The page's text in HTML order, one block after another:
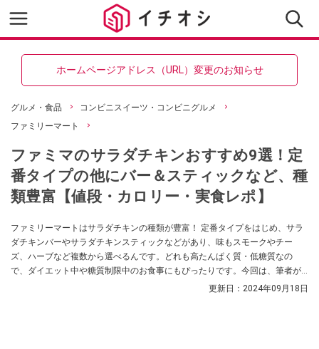
ホームページアドレス（URL）変更のお知らせ
グルメ・食品
コンビニスイーツ・コンビニグルメ
ファミリーマート
ファミマのサラダチキンおすすめ9選！定
番タイプの他にバー＆スティックなど、種
類豊富【値段・カロリー・実食レポ】
ファミリーマートはサラダチキンの種類が豊富！ 定番タイプをはじめ、サラ
ダチキンバーやサラダチキンスティックなどがあり、味もスモークやチー
ズ、ハーブなど複数から選べるんです。どれも高たんぱく質・低糖質なの
で、ダイエット中や糖質制限中のお食事にもぴったりです。今回は、筆者が
実際に食べて「おいしい！」と感じた、ファミマのサラダチキンのおすすめ
更新日： 2024年09月18日